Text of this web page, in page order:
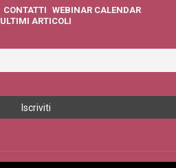
CONTATTI WEBINAR CALENDAR
ULTIMI ARTICOLI